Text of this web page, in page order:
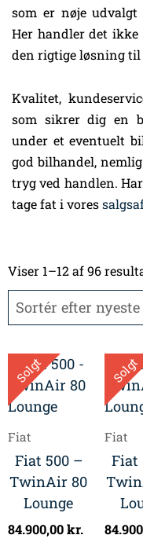
som er nøje
Her handler det
den rigtige løsning til
Kvalitet,
som sikrer dig en
under et eventuelt
god bilhandel,
tryg ved handlen.
tage fat i vores
Viser 1–12 af 96
Solgt
Fiat
Fiat 500 –
TwinAir 80
Lounge
84.900,00kr.
Solgt
Fiat
Fiat